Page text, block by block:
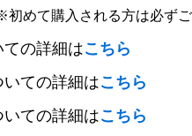
初めて購入される方は必ずご
の詳細はこちら
ての詳細はこちら
ての詳細はこちら